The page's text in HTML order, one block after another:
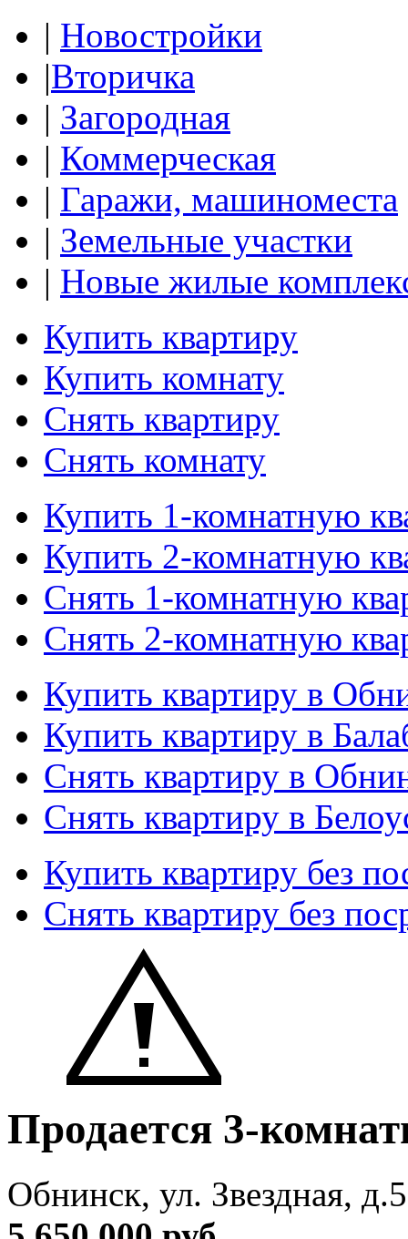
| Новостройки
|Вторичка
| Загородная
| Коммерческая
| Гаражи, машиноместа
| Земельные участки
| Новые жилые
Купить квартиру
Купить комнату
Снять квартиру
Снять комнату
Купить 1-комнатную
Купить 2-комнатную
Снять 1-комнатную
Снять 2-комнатную
Купить квартиру в
Купить квартиру в
Снять квартиру в
Снять квартиру в
Купить квартиру без
Снять квартиру без
Продается 3-
Обнинск, ул. Звездная, д.5